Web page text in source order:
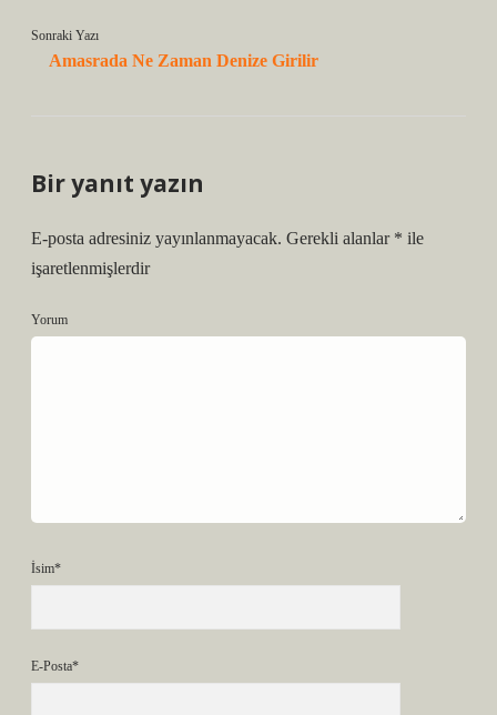
Sonraki Yazı
Amasrada Ne Zaman Denize Girilir
Bir yanıt yazın
E-posta adresiniz yayınlanmayacak. Gerekli alanlar * ile
işaretlenmişlerdir
Yorum
İsim*
E-Posta*